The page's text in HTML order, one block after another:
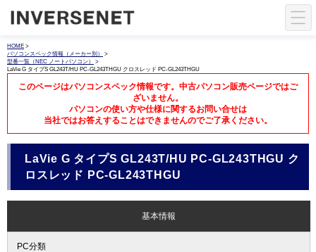
HOME >
パソコンスペック情報（メーカー別）
>
型番一覧（NEC ノートパソコン）
>
LaVie G タイプS GL243T/HU PC-GL243THGU クロスレッド PC-GL243THGU
このページはパソコンスペック情報です。中古パソコン販売ページではご
ざいません。
パソコンの使い方や仕様に関するお問い合せは
当社ではお答えすることはできませんのでご了承ください。
LaVie G タイプS GL243T/HU PC-GL243THGU ク
ロスレッド PC-GL243THGU
基本情報
PC分類